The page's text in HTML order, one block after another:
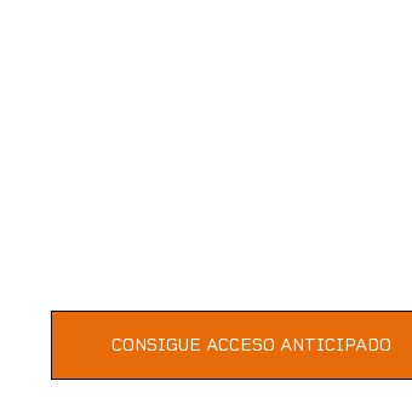
Cruyff moldeó al Ajax
Paris Saint-Germain.
generaciones
Junto a más de
al hombre que
este momento
venta las entradas!
CONSIGUE ACCESO ANTICIPADO